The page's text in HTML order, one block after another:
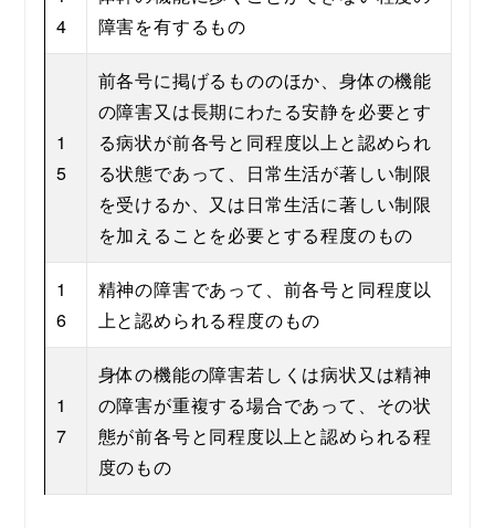
4
障害を有するもの
1
5
前各号に掲げるもののほか、身体の機能
の障害又は長期にわたる安静を必要とす
る病状が前各号と同程度以上と認められ
る状態であって、日常生活が著しい制限
を受けるか、又は日常生活に著しい制限
を加えることを必要とする程度のもの
1
6
精神の障害であって、前各号と同程度以
上と認められる程度のもの
1
7
身体の機能の障害若しくは病状又は精神
の障害が重複する場合であって、その状
態が前各号と同程度以上と認められる程
度のもの